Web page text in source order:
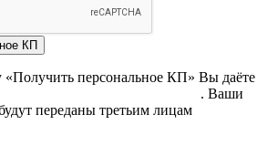
КП
персональное КП» Вы даёте
. Ваши
переданы третьим лицам